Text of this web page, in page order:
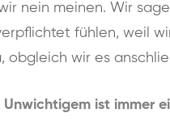
nein meinen. Wir
fühlen, weil
obgleich wir es
Unwichtigem ist immer